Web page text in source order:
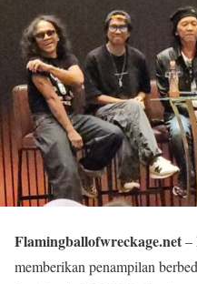
Flamingballofwreckage.net–
memberikan penampilan